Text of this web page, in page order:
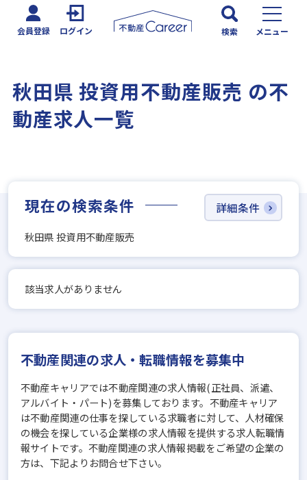
会員登録 ログイン 検索 メニュー
秋田県 投資用不動産販売 の不
動産求人一覧
現在の検索条件
秋田県 投資用不動産販売
詳細条件
該当求人がありません
不動産関連の求人・転職情報を募集中
不動産キャリアでは不動産関連の求人情報(正社員、派遣、
アルバイト・パート)を募集しております。不動産キャリア
は不動産関連の仕事を探している求職者に対して、人材確保
の機会を探している企業様の求人情報を提供する求人転職情
報サイトです。不動産関連の求人情報掲載をご希望の企業の
方は、下記よりお問合せ下さい。